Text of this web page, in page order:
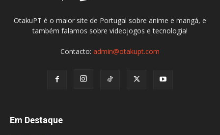
OtakuPT é o maior site de Portugal sobre anime e mangá, e
também falamos sobre videojogos e tecnologia!
Contacto: admin@otakupt.com
Em Destaque